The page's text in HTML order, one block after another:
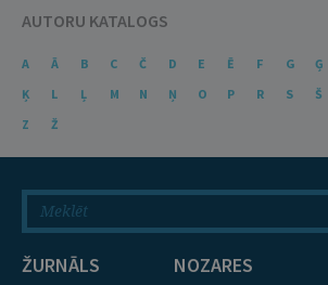
AUTORU KATALOGS
A Ā B C Č D E Ē F G Ģ
Ķ
L Ļ M N Ņ O P R S Š
Z
Ž
ŽURNĀLS NOZARES